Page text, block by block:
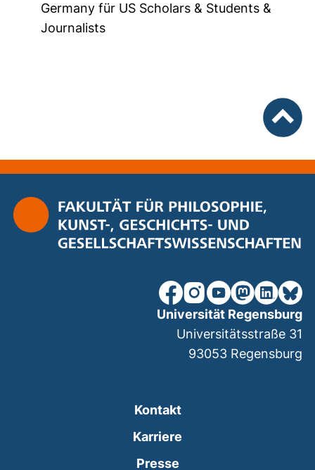
Germany für US Scholars & Students &
Journalists
unsere Facebook-Seite
unsere Instagram-
unsere YouTube-
unsereunsere
Kontakt
Karriere
Presse
Universität Regensburg
Universitätsstraße 31
93053 Regensburg